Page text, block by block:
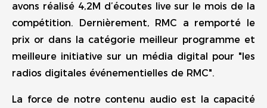
avons réalisé 4,2M d’écoutes live sur le mois de la
compétition. Dernièrement, RMC a remporté le
prix or dans la catégorie meilleur programme et
meilleure initiative sur un média digital pour "les
radios digitales événementielles de RMC".
La force de notre contenu audio est la capacité